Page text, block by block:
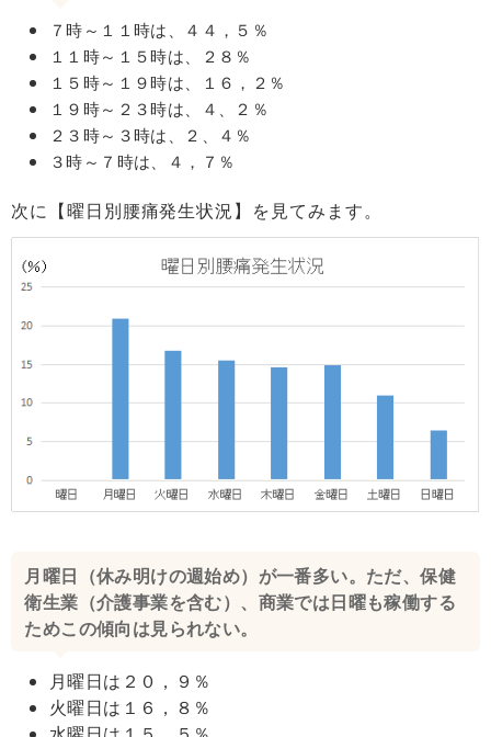
７時～１１時は、４４，５％
１１時～１５時は、２８％
１５時～１９時は、１６，２％
１９時～２３時は、４、２％
２３時～３時は、２、４％
３時～７時は、４，７％
次に【曜日別腰痛発生状況】を見てみます。
月曜日（休み明けの週始め）が一番多い。ただ、保健
衛生業（介護事業を含む）、商業では日曜も稼働する
ためこの傾向は見られない。
月曜日は２０，９％
火曜日は１６，８％